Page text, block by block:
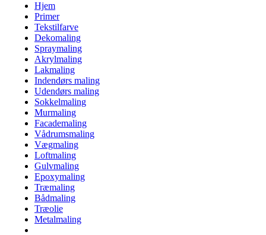
Hjem
Primer
Tekstilfarve
Dekomaling
Spraymaling
Akrylmaling
Lakmaling
Indendørs maling
Udendørs maling
Sokkelmaling
Murmaling
Facademaling
Vådrumsmaling
Vægmaling
Loftmaling
Gulvmaling
Epoxymaling
Træmaling
Bådmaling
Træolie
Metalmaling